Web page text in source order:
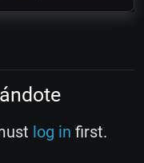
log in first.